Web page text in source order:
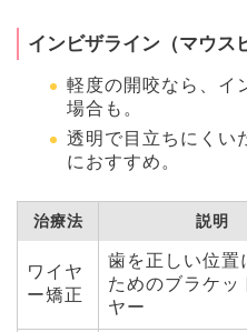
インビザライン（マウス
軽度の開咬なら、イ
場合も。
透明で目立ちにくい
におすすめ。
治療法 説明
ワイヤ
ー矯正
歯を正しい位置
ためのブラケッ
ヤー